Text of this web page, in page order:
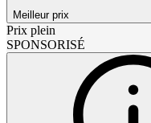
Meilleur prix
Prix plein
SPONSORISÉ